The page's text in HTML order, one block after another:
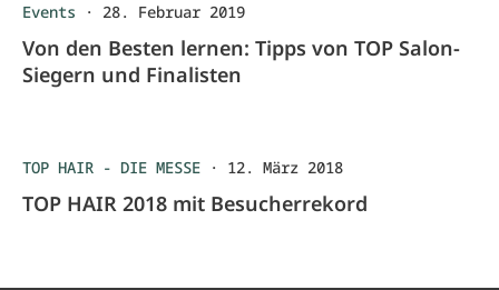
Events · 28. Februar 2019
Von den Besten lernen: Tipps von TOP Salon-
Siegern und Finalisten
TOP HAIR - DIE MESSE · 12. März 2018
TOP HAIR 2018 mit Besucherrekord